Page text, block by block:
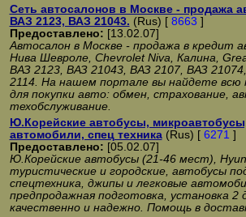
Сеть автосалонов в Москве - продажа
ВАЗ 2123, ВАЗ 21043. (Rus) [ 8663 ]
Предоставлено: [13.02.07]
Автосалон в Москве - продажа в кредит
Нива Шевроле, Chevrolet Niva, Калина,
ВАЗ 2123, ВАЗ 21043, ВАЗ 2107, ВАЗ
2114. На нашем портале вы найдете
для покупки авто: обмен, страхование,
техобслуживание.
Ю.Корейские автобусы,
автомобили, спец техника(Rus) [ 6271 ]
Предоставлено: [05.02.07]
Ю.Корейские автобусы (21-46 мест),
туристические и городские, автобусы
спецтехника, джипы и легковые
предпродажная подготовка, установка 2
качественно и надежно. Помощь в